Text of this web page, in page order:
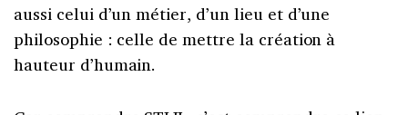
aussi celui d’un métier, d’un lieu et d’une
philosophie : celle de mettre la création à
hauteur d’humain.